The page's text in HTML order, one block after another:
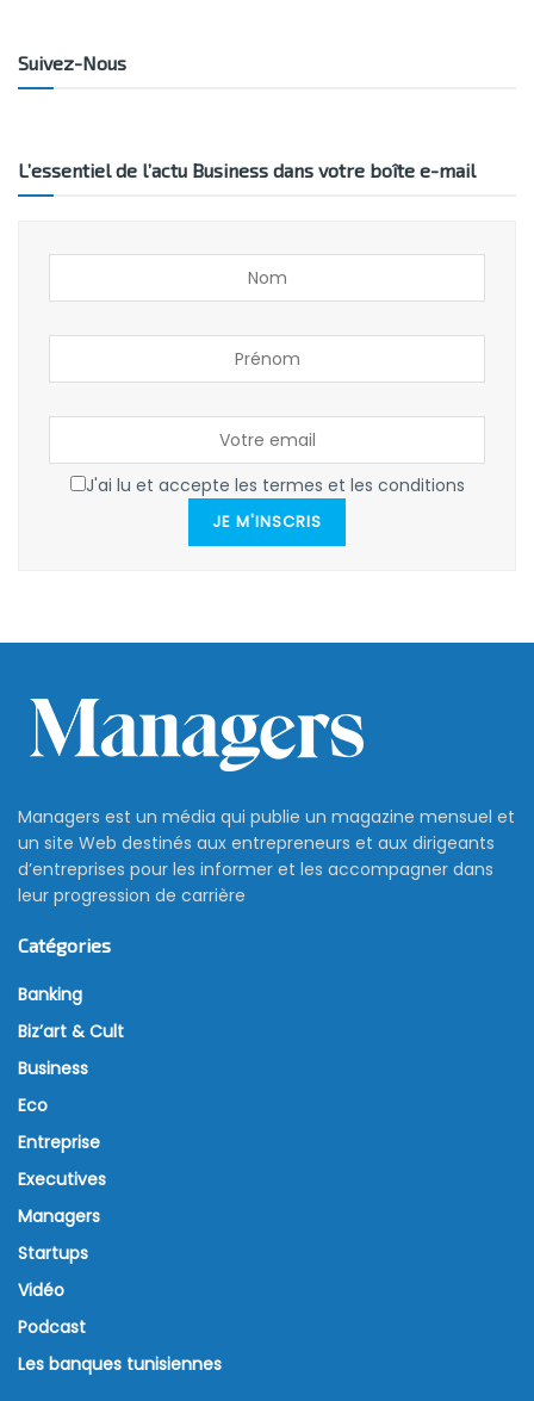
Suivez-Nous
L’essentiel de l’actu Business dans votre boîte e-mail
J'ai lu et accepte les termes et les conditions
JE M'INSCRIS
Managers est un média qui publie un magazine mensuel et
un site Web destinés aux entrepreneurs et aux dirigeants
d’entreprises pour les informer et les accompagner dans
leur progression de carrière
Catégories
Banking
Biz’art & Cult
Business
Eco
Entreprise
Executives
Managers
Startups
Vidéo
Podcast
Les banques tunisiennes